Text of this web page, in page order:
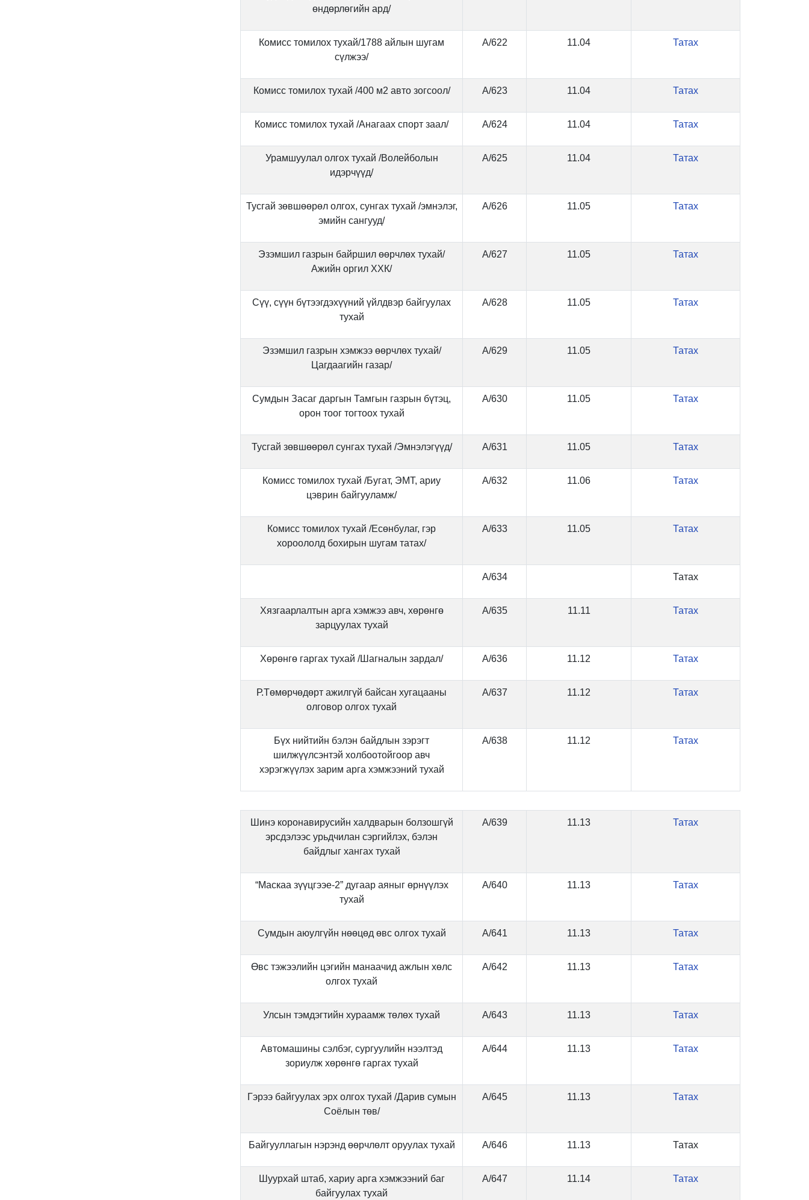
өндөрлөгийн ард/
Комисс томилох тухай/1788 айлын шугам
сүлжээ/
А/622 11.04 Татах
Комисс томилох тухай /400 м2 авто зогсоол/ А/623 11.04 Татах
Комисс томилох тухай /Анагаах спорт заал/ А/624 11.04 Татах
Урамшуулал олгох тухай /Волейболын
идэрчүүд/
А/625 11.04 Татах
Тусгай зөвшөөрөл олгох, сунгах тухай /эмнэлэг,
эмийн сангууд/
А/626 11.05 Татах
Эзэмшил газрын байршил өөрчлөх тухай/
Ажийн оргил ХХК/
А/627 11.05 Татах
Сүү, сүүн бүтээгдэхүүний үйлдвэр байгуулах
тухай
А/628 11.05 Татах
Эзэмшил газрын хэмжээ өөрчлөх тухай/
Цагдаагийн газар/
А/629 11.05 Татах
Сумдын Засаг даргын Тамгын газрын бүтэц,
орон тоог тогтоох тухай
А/630 11.05 Татах
Тусгай зөвшөөрөл сунгах тухай /Эмнэлэгүүд/ А/631 11.05 Татах
Комисс томилох тухай /Бугат, ЭМТ, ариу
цэврин байгууламж/
А/632 11.06 Татах
Комисс томилох тухай /Есөнбулаг, гэр
хороололд бохирын шугам татах/
А/633 11.05 Татах
А/634 Татах
Хязгаарлалтын арга хэмжээ авч, хөрөнгө
зарцуулах тухай
А/635 11.11 Татах
Хөрөнгө гаргах тухай /Шагналын зардал/ А/636 11.12 Татах
Р.Төмөрчөдөрт ажилгүй байсан хугацааны
олговор олгох тухай
А/637 11.12 Татах
Бүх нийтийн бэлэн байдлын зэрэгт
шилжүүлсэнтэй холбоотойгоор авч
хэрэгжүүлэх зарим арга хэмжээний тухай
А/638 11.12 Татах
Шинэ коронавирусийн халдварын болзошгүй
эрсдэлээс урьдчилан сэргийлэх, бэлэн
байдлыг хангах тухай
А/639 11.13 Татах
“Маскаа зүүцгээе-2” дугаар аяныг өрнүүлэх
тухай
А/640 11.13 Татах
Сумдын аюулгүйн нөөцөд өвс олгох тухай А/641 11.13 Татах
Өвс тэжээлийн цэгийн манаачид ажлын хөлс
олгох тухай
А/642 11.13 Татах
Улсын тэмдэгтийн хураамж төлөх тухай А/643 11.13 Татах
Автомашины сэлбэг, сургуулийн нээлтэд
зориулж хөрөнгө гаргах тухай
А/644 11.13 Татах
Гэрээ байгуулах эрх олгох тухай /Дарив сумын
Соёлын төв/
А/645 11.13 Татах
Байгууллагын нэрэнд өөрчлөлт оруулах тухай А/646 11.13 Татах
Шуурхай штаб, хариу арга хэмжээний баг
байгуулах тухай
А/647 11.14 Татах